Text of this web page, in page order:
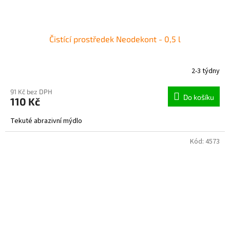
Čistící prostředek Neodekont - 0,5 l
2-3 týdny
91 Kč bez DPH
110 Kč Do košíku
Tekuté abrazivní mýdlo
Kód: 4573